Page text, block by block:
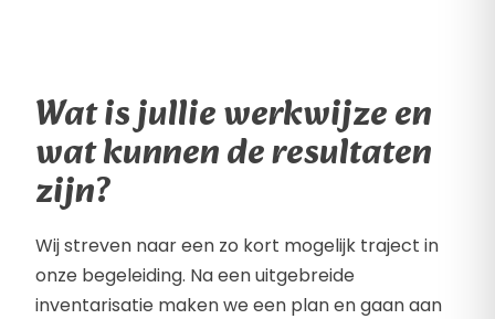
Wat is jullie werkwijze en
wat kunnen de resultaten
zijn?
Wij streven naar een zo kort mogelijk traject in
onze begeleiding. Na een uitgebreide
inventarisatie maken we een plan en gaan aan